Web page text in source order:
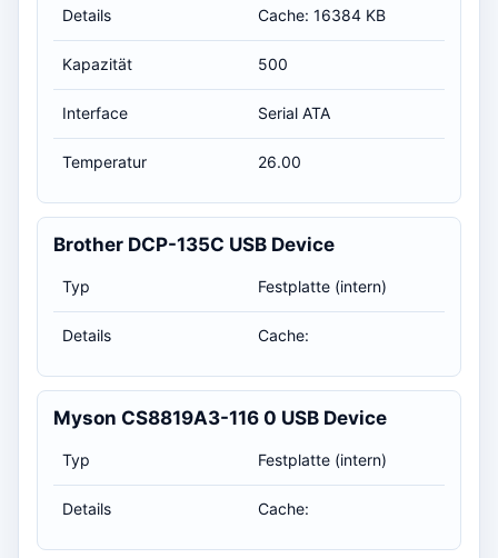
Details Cache: 16384 KB
Kapazität 500
Interface Serial ATA
Temperatur 26.00
Brother DCP-135C USB Device
Typ Festplatte (intern)
Details Cache:
Myson CS8819A3-116 0 USB Device
Typ Festplatte (intern)
Details Cache: